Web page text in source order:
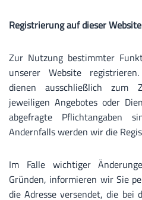
Registrierung auf dieser Website
Zur Nutzung bestimmter
unserer Website
dienen ausschließlich zum
jeweiligen Angebotes oder
abgefragte Pflichtangaben
Andernfalls werden wir die
Im Falle wichtiger
Gründen, informieren wir Sie
die Adresse versendet, die bei